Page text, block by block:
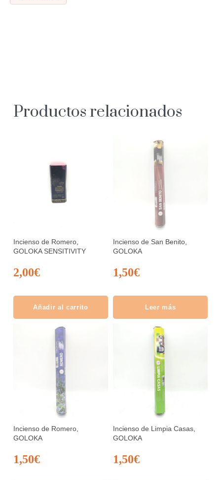
Productos relacionados
Incienso de Romero,
GOLOKA SENSITIVITY
2,00€
Añadir al carrito
Incienso de San Benito,
GOLOKA
1,50€
Leer más
Incienso de Romero,
GOLOKA
1,50€
Incienso de Limpia Casas,
GOLOKA
1,50€